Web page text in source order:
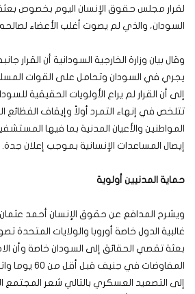
لقرار مجلس حقوق الإنسان اليوم بخصوص
السودان، والذي لم يصوت أغلب الأعضاء
وقال بيان وزارة الخارجية السودانية أن
يجري في السودان وتحامل على القوات
إلى أن القرار لم يراع الأولويات الحقيقية
تتلخص في إنهاء التمرد أولاً وإيقاف
المواطنين والأعيان المدنية بما فيها
إيصال المساعدات الإنسانية بموجب إعلان جدة.
حماية المدنيين أولوية
ويشرح المدافع عن حقوق الإنسان أحمد
غالبية الدول خاصة أوروبا والولايات المتحدة
بعثة تقصي الحقائق إلى السودان خاصة وأن
المفاوضات في
إلى التصعيد العسكري بالتالي شعر المجتمع